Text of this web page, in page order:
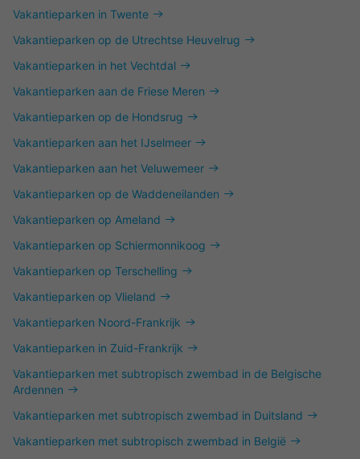
Vakantieparken in Twente
Vakantieparken op de Utrechtse Heuvelrug
Vakantieparken in het Vechtdal
Vakantieparken aan de Friese Meren
Vakantieparken op de Hondsrug
Vakantieparken aan het IJselmeer
Vakantieparken aan het Veluwemeer
Vakantieparken op de Waddeneilanden
Vakantieparken op Ameland
Vakantieparken op Schiermonnikoog
Vakantieparken op Terschelling
Vakantieparken op Vlieland
Vakantieparken Noord-Frankrijk
Vakantieparken in Zuid-Frankrijk
Vakantieparken met subtropisch zwembad in de Belgische
Ardennen
Vakantieparken met subtropisch zwembad in Duitsland
Vakantieparken met subtropisch zwembad in België